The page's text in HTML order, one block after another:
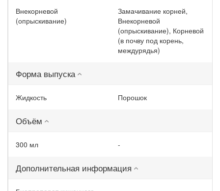
Внекорневой
(опрыскивание)
Замачивание корней,
Внекорневой
(опрыскивание), Корневой
(в почву под корень,
междурядья)
Форма выпуска
Жидкость Порошок
Объём
300 мл -
Дополнительная информация